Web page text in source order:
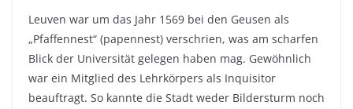
Leuven war um das Jahr 1569 bei den Geusen als
„Pfaffennest“ (papennest) verschrien, was am scharfen
Blick der Universität gelegen haben mag. Gewöhnlich
war ein Mitglied des Lehrkörpers als Inquisitor
beauftragt. So kannte die Stadt weder Bildersturm noch